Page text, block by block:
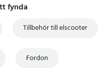
fynda
Tillbehör till elscooter
Fordon